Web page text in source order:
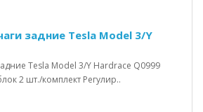
задние Tesla Model 3/Y
Tesla Model 3/Y Hardrace Q0999
2 шт./комплект Регулир..